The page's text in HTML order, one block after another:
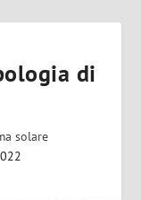
di
solare